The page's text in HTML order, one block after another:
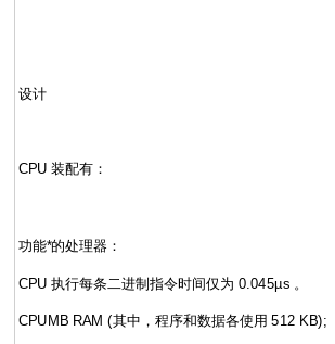
设计
CPU 装配有：
功能*的处理器：
CPU 执行每条二进制指令时间仅为 0.045µs 。
CPUMB RAM (其中，程序和数据各使用 512 KB);